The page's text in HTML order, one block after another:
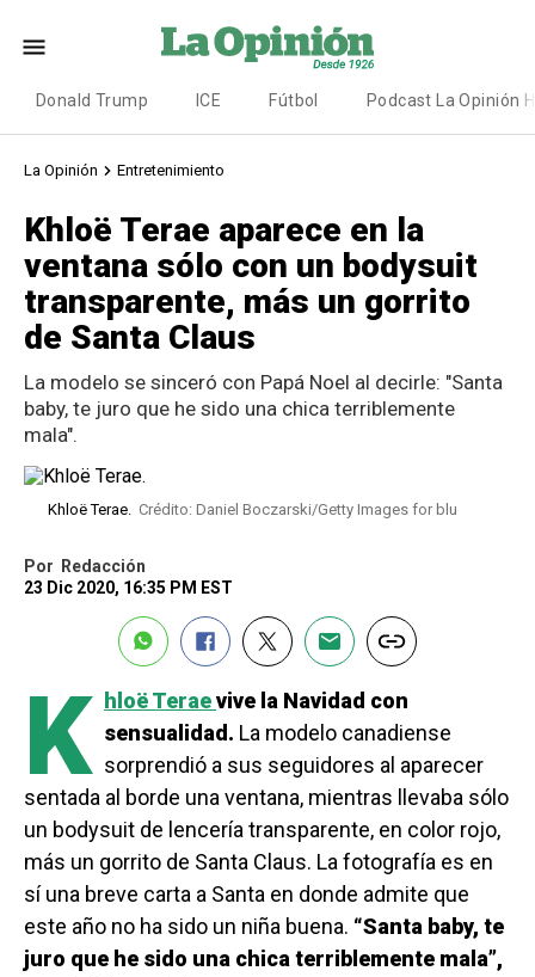
Donald Trump ICE Fútbol Podcast La Opinión
La Opinión Entretenimiento
Khloë Terae aparece en la
ventana sólo con un bodysuit
transparente, más un gorrito
de Santa Claus
La modelo se sinceró con Papá Noel al decirle: "Santa
baby, te juro que he sido una chica terriblemente
mala".
Khloë Terae. Crédito: Daniel Boczarski/Getty Images for blu
Por
Redacción
23 Dic 2020, 16:35 PM EST
K hloë Teraevive la Navidad con
sensualidad. La modelo canadiense
sorprendió a sus seguidores al aparecer
sentada al borde una ventana, mientras llevaba sólo
un bodysuit de lencería transparente, en color rojo,
más un gorrito de Santa Claus. La fotografía es en
sí una breve carta a Santa en donde admite que
este año no ha sido un niña buena. “Santa baby, te
juro que he sido una chica terriblemente mala”,